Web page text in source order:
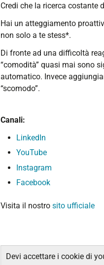
Credi che la ricerca costante
Hai un atteggiamento
non solo a te stess*.
Di fronte ad una difficoltà
“comodità” quasi mai sono
automatico. Invece
“scomodo”.
Canali:
LinkedIn
YouTube
Instagram
Facebook
Visita il nostro sito ufficiale
Devi accettare i cookie di